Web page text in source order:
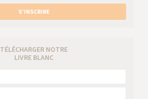
S’INSCRIRE
TÉLÉCHARGER NOTRE
LIVRE BLANC